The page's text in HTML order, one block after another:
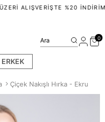
ALIŞVERIŞTE %20 İNDIRIM
ERKEK
Ara 0
Çiçek Nakışlı Hırka - Ekru